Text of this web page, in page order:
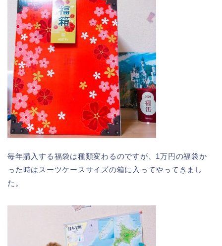
毎年購入する福袋は種類変わるのですが、1万円の福袋か
った時はスーツケースサイズの箱に入ってやってきまし
た。